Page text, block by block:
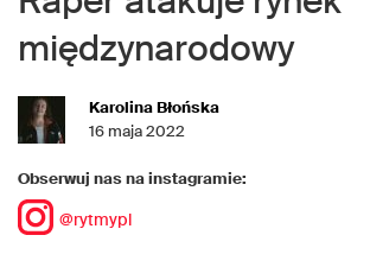
międzynarodowy
Karolina Błońska
16 maja 2022
Obserwuj nas na instagramie:
@rytmypl